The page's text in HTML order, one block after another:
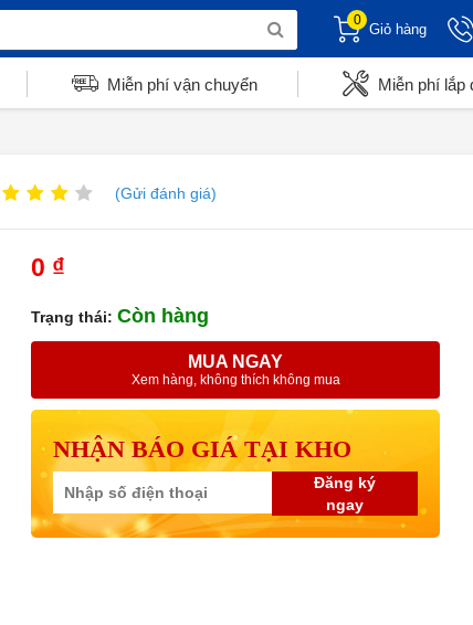
0
Giỏ hàng
Miễn phí vận chuyển Miễn phí lắp
(Gửi đánh giá)
0 ₫
Trạng thái: Còn hàng
MUA NGAY
Xem hàng, không thích không mua
NHẬN BÁO GIÁ TẠI KHO
Đăng ký
ngay